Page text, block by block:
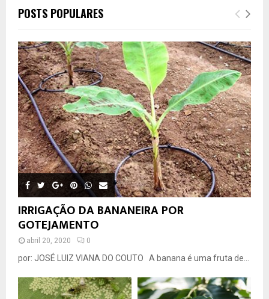
POSTS POPULARES
IRRIGAÇÃO DA BANANEIRA POR
GOTEJAMENTO
abril 20, 2020 0
por: JOSÉ LUIZ VIANA DO COUTO A banana é uma fruta de...